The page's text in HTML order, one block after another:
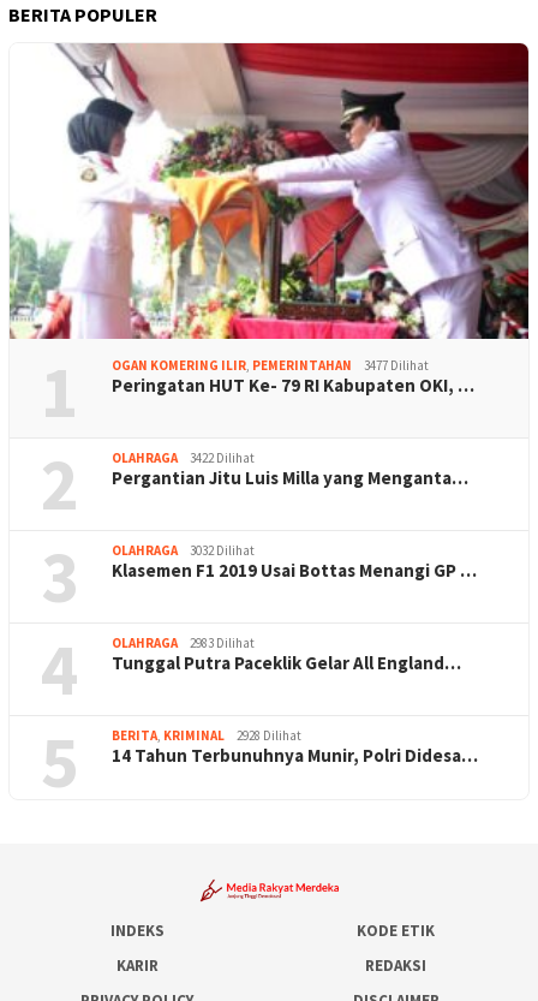
BERITA POPULER
1 OGAN KOMERING ILIR PEMERINTAHAN 3477 Dilihat
Peringatan HUT Ke- 79 RI Kabupaten OKI, …
2 OLAHRAGA 3422 Dilihat
Pergantian Jitu Luis Milla yang Menganta…
3 OLAHRAGA 3032 Dilihat
Klasemen F1 2019 Usai Bottas Menangi GP …
4 OLAHRAGA 2983 Dilihat
Tunggal Putra Paceklik Gelar All England…
5 BERITA KRIMINAL 2928 Dilihat
14 Tahun Terbunuhnya Munir, Polri Didesa…
INDEKS
KODE ETIK
KARIR
REDAKSI